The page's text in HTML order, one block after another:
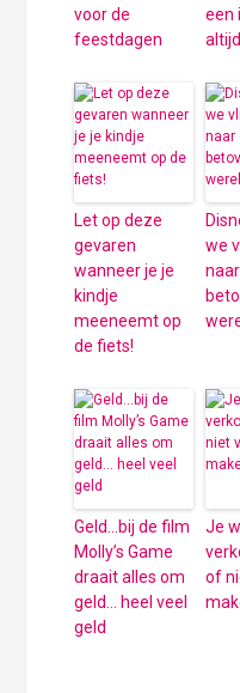
voor de
feestdagen
een
Let op deze
gevaren
wanneer je je
kindje
meeneemt op
de fiets!
we
Geld…bij de film
Molly’s Game
draait alles om
geld… heel veel
geld
Je
of